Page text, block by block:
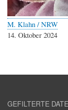
M. Klahn / NRW
14. Oktober 2024
GEFILTERTE